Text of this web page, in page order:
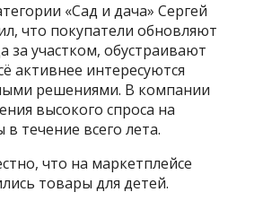
«Сад и дача» Сергей
что покупатели обновляют
за участком, обустраивают
активнее интересуются
решениями. В компании
высокого спроса на
течение всего лета.
что на маркетплейсе
товары для детей.